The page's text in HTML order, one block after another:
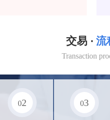
交易 · 流
Transaction
02 03